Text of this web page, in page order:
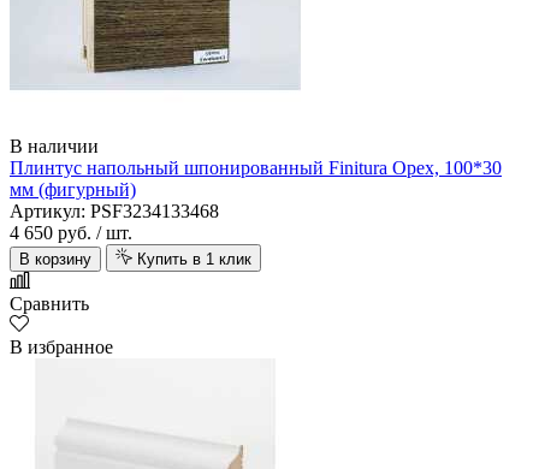
В наличии
Плинтус напольный шпонированный Finitura Орех, 100*30
мм (фигурный)
Артикул: PSF3234133468
4 650 руб. / шт.
В корзину Купить в 1 клик
Сравнить
В избранное